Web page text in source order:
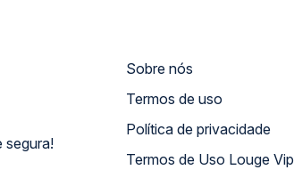
segura!
Sobre nós
Termos de uso
Política de privacidade
Termos de Uso Louge Vip